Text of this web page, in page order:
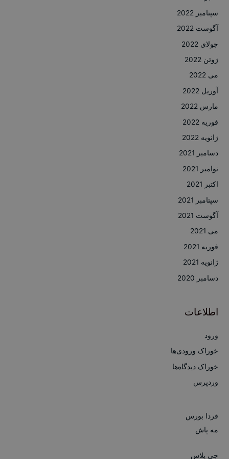
سپتامبر 2022
آگوست 2022
جولای 2022
ژوئن 2022
می 2022
آوریل 2022
مارس 2022
فوریه 2022
ژانویه 2022
دسامبر 2021
نوامبر 2021
اکتبر 2021
سپتامبر 2021
آگوست 2021
می 2021
فوریه 2021
ژانویه 2021
دسامبر 2020
اطلاعات
ورود
خوراک ورودی‌ها
خوراک دیدگاه‌ها
وردپرس
فردا بورس
مه پاش
جی پلاس